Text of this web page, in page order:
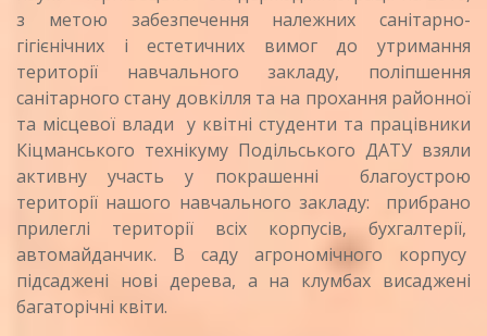
з метою забезпечення належних санітарно-
гігієнічних і естетичних вимог до утримання
території навчального закладу, поліпшення
санітарного стану довкілля та на прохання районної
та місцевої влади у квітні студенти та працівники
Кіцманського технікуму Подільського ДАТУ взяли
активну участь у покрашенні благоустрою
території нашого навчального закладу: прибрано
прилеглі території всіх корпусів, бухгалтерії,
автомайданчик. В саду агрономічного корпусу
підсаджені нові дерева, а на клумбах висаджені
багаторічні квіти.